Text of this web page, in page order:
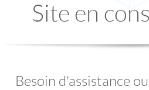
Site en
Besoin d'assistance